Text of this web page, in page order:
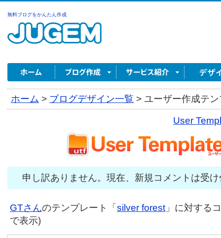
無料ブログをかんたん作成
ホーム > ブログデザイン一覧 > ユーザー作成テ
User
申し訳ありません。現在、新規コメントは受
GTさんのテンプレート「 silver forest 」に対する
で表示)